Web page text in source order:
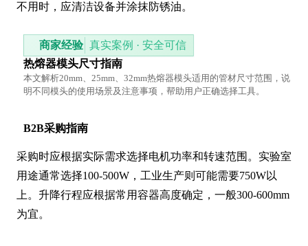
不用时，应清洁设备并涂抹防锈油。
商家经验 真实案例 · 安全可信
热熔器模头尺寸指南
本文解析20mm、25mm、32mm热熔器模头适用的管材尺寸范围，说
明不同模头的使用场景及注意事项，帮助用户正确选择工具。
B2B采购指南
采购时应根据实际需求选择电机功率和转速范围。实验室
用途通常选择100-500W，工业生产则可能需要750W以
上。升降行程应根据常用容器高度确定，一般300-600mm
为宜。